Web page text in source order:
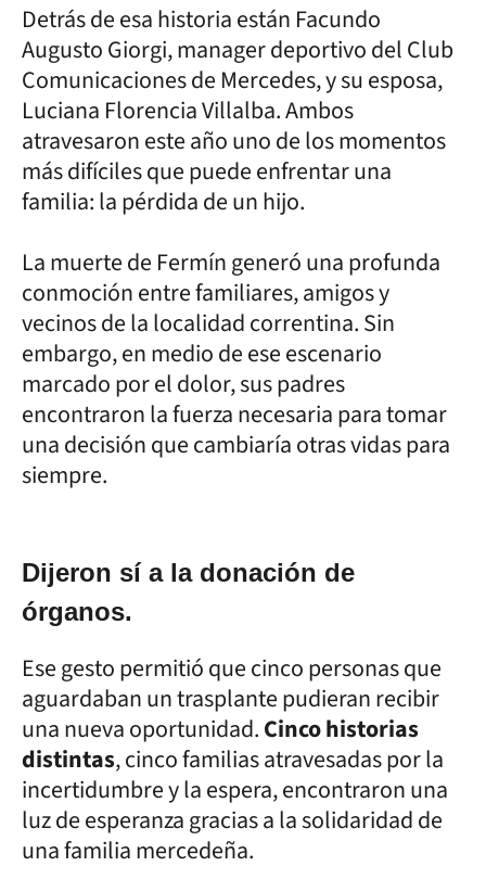
Detrás de esa historia están Facundo
Augusto Giorgi, manager deportivo del Club
Comunicaciones de Mercedes, y su esposa,
Luciana Florencia Villalba. Ambos
atravesaron este año uno de los momentos
más difíciles que puede enfrentar una
familia: la pérdida de un hijo.
La muerte de Fermín generó una profunda
conmoción entre familiares, amigos y
vecinos de la localidad correntina. Sin
embargo, en medio de ese escenario
marcado por el dolor, sus padres
encontraron la fuerza necesaria para tomar
una decisión que cambiaría otras vidas para
siempre.
Dijeron sí a la donación de
órganos.
Ese gesto permitió que cinco personas que
aguardaban un trasplante pudieran recibir
una nueva oportunidad.Cinco historias
distintas, cinco familias atravesadas por la
incertidumbre y la espera, encontraron una
luz de esperanza gracias a la solidaridad de
una familia mercedeña.